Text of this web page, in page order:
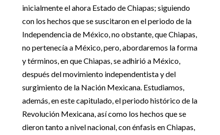
inicialmente el ahora Estado de Chiapas; siguiendo
con los hechos que se suscitaron en el periodo de la
Independencia de México, no obstante, que Chiapas,
no pertenecía a México, pero, abordaremos la forma
y términos, en que Chiapas, se adhirió a México,
después del movimiento independentista y del
surgimiento de la Nación Mexicana. Estudiamos,
además, en este capitulado, el periodo histórico de la
Revolución Mexicana, así como los hechos que se
dieron tanto a nivel nacional, con énfasis en Chiapas,